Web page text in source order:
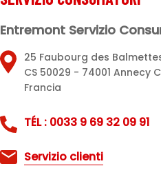
Entremont Servizio
25 Faubourg des
CS 50029 - 74001 Annecy
Francia
TÉL : 0033 9 69 32 09 91
Servizio clienti